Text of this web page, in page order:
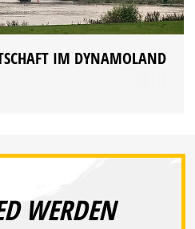
IM DYNAMOLAND
WERDEN